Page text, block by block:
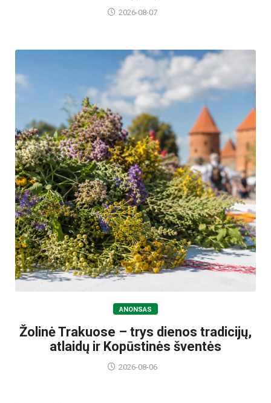
2026-08-07
ANONSAS
Žolinė Trakuose – trys dienos tradicijų,
atlaidų ir Kopūstinės šventės
2026-08-06